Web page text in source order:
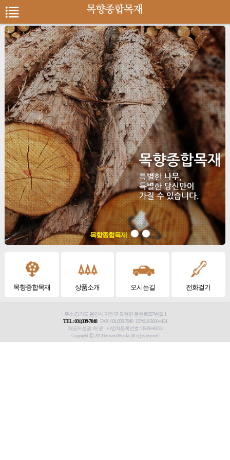
목향종합목재
목향종합목재 상품소개 오시는길 전화걸기
주소:경기도 용인시 처인구 모현면 문현로357번길 1
TEL: 031)339-7048FAX: 031)339-7049 HP:010-3600-4151
대표자성명: 허 윤 사업자등록번호 135-09-40223
Copyright ⓒ 2014 by wood9.co.kr. All rights reserved.